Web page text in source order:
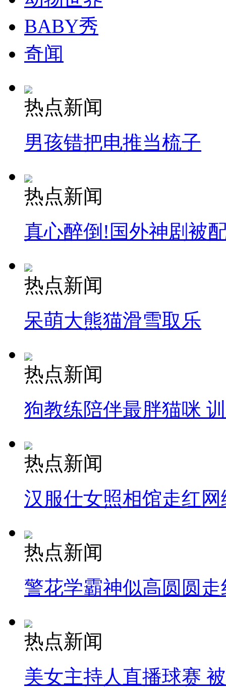
BABY秀
奇闻
热点新闻
男孩错把电推当梳子
热点新闻
真心醉倒!国外神剧被
热点新闻
呆萌大熊猫滑雪取乐
热点新闻
狗教练陪伴最胖猫咪
热点新闻
汉服仕女照相馆走红网
热点新闻
警花学霸神似高圆圆走
热点新闻
美女主持人直播球赛